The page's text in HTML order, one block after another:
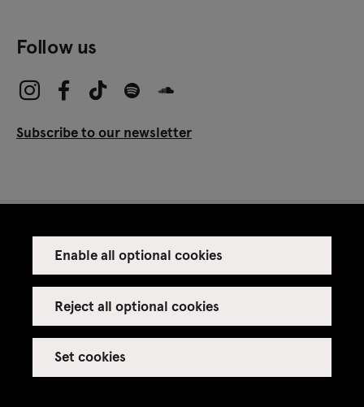
Enable all optional cookies
Reject all optional cookies
Set cookies
Follow us
Subscribe to our newsletter
Venue rental
Credits